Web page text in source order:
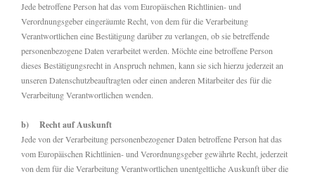
Jede betroffene Person hat das vom Europäischen Richtlinien- und
Verordnungsgeber eingeräumte Recht, von dem für die Verarbeitung
Verantwortlichen eine Bestätigung darüber zu verlangen, ob sie betreffende
personenbezogene Daten verarbeitet werden. Möchte eine betroffene Person
dieses Bestätigungsrecht in Anspruch nehmen, kann sie sich hierzu jederzeit an
unseren Datenschutzbeauftragten oder einen anderen Mitarbeiter des für die
Verarbeitung Verantwortlichen wenden.
b) Recht auf Auskunft
Jede von der Verarbeitung personenbezogener Daten betroffene Person hat das
vom Europäischen Richtlinien- und Verordnungsgeber gewährte Recht, jederzeit
von dem für die Verarbeitung Verantwortlichen unentgeltliche Auskunft über die